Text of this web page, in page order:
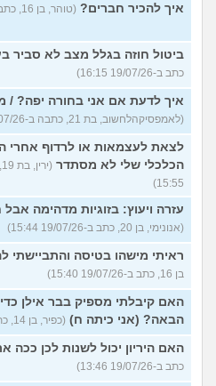
איך להכיר חברים? (טוהר, בן 16, כתב ב-19/07/26 16:26)
ביטול חוזה בגלל מצב לא סביר
כתב ב-19/07/26 16:15)
איך לדעת אם אני בחורה יפה? /
(לאמפסיקהלחשוב, בת 21, כתבה ב-19/07/26 16:04)
לצאת לעצמאות או לרדוף אחרי
הכלכלי שלי לא מסתדר
15:55)
עזרה ויעוץ: בזוגיות מדהימה
(אנונימי, בן 20, כתב ב-19/07/26 15:44)
ראיתי מישהו בטיסה והתביישתי
בן 16, כתב ב-19/07/26 15:40)
האם קיבלתי מספיק בבר אילן
הבאה? (אני כיתה ח) (כפיר, בן 14, כתב ב-19/07/26 13:57)
האם היריון יכול לשנות לכן ככה
כתב ב-19/07/26 13:46)